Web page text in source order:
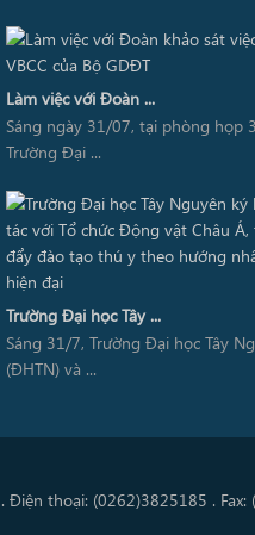
Làm việc với Đoàn ...
Sáng ngày 31/07, tại phòng họp
Trường Đại ...
Trường Đại học Tây ...
Sáng 31/7, Trường Đại học Tây
(ĐHTN) và ...
thoại: (0262)3825185 .